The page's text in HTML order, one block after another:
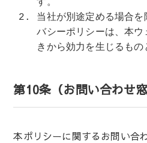
す。
当社が別途定める場合
バシーポリシーは、本
きから効力を生じるもの
第10条（お問い合わせ窓
本ポリシーに関するお問い合